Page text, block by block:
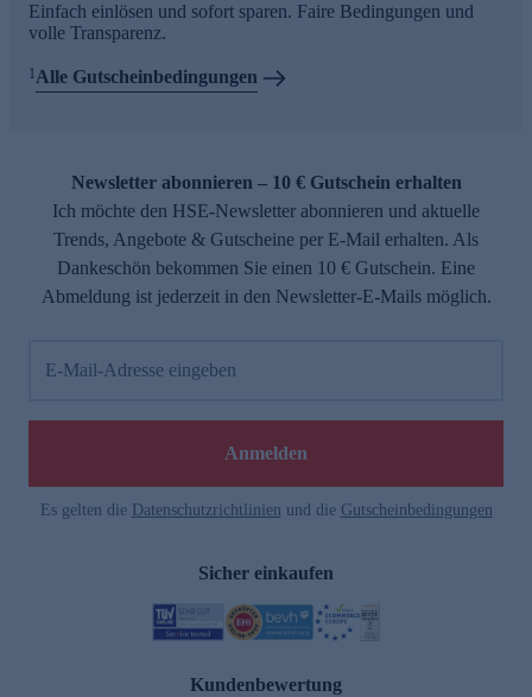
Einfach einlösen und sofort sparen. Faire Bedingungen und
volle Transparenz.
1 Alle Gutscheinbedingungen
Newsletter abonnieren – 10 € Gutschein erhalten
Ich möchte den HSE-Newsletter abonnieren und aktuelle
Trends, Angebote & Gutscheine per E-Mail erhalten. Als
Dankeschön bekommen Sie einen 10 € Gutschein. Eine
Abmeldung ist jederzeit in den Newsletter-E-Mails möglich.
E-Mail-Adresse eingeben
Anmelden
Es gelten die Datenschutzrichtlinien und die Gutscheinbedingungen
Sicher einkaufen
Kundenbewertung